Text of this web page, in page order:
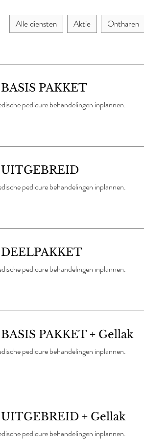
Alle diensten Aktie Ontharen
PAKKET
pedicure behandelingen inplannen.
pedicure behandelingen inplannen.
pedicure behandelingen inplannen.
PAKKET + Gellak
pedicure behandelingen inplannen.
+ Gellak
pedicure behandelingen inplannen.